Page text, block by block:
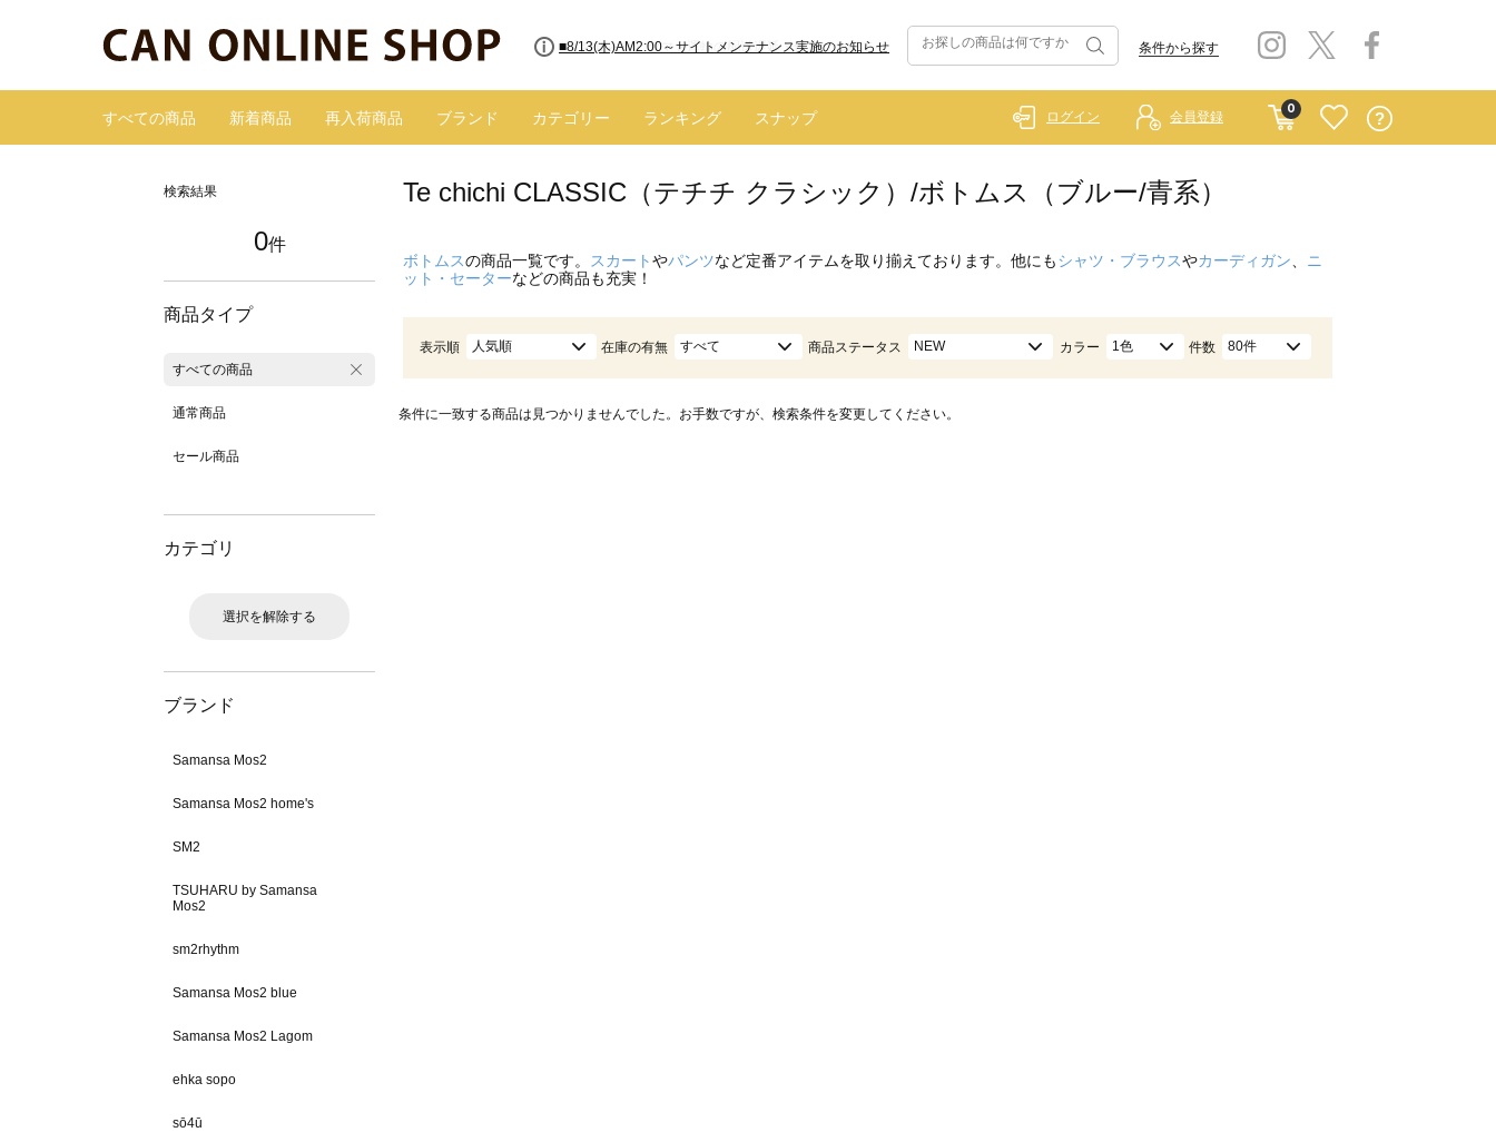
■8/13(木)AM2:00～サイトメンテナンス実施のお知らせ 条件から探す
すべての商品 新着商品 再入荷商品 ブランド カテゴリー ランキング スナップ
0
ログイン 会員登録
検索結果
0件
商品タイプ
すべての商品
通常商品
セール商品
カテゴリ
選択を解除する
ブランド
Samansa Mos2
Samansa Mos2 home's
SM2
TSUHARU by Samansa
Mos2
sm2rhythm
Samansa Mos2 blue
Samansa Mos2 Lagom
ehka sopo
sō4ū
Te chichi CLASSIC（テチチ クラシック）/ボトムス（ブルー/青系）
ボトムスの商品一覧です。 スカートやパンツなど定番アイテムを取り揃えております。他にもシャツ・ブラウスやカーディガン
ニ
ット・セーターなどの商品も充実！
表示順 人気順 在庫の有無 すべて 商品ステータス NEW カラー 1色 件数 80件
条件に一致する商品は見つかりませんでした。お手数ですが、検索条件を変更してください。